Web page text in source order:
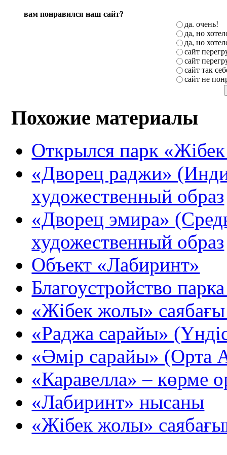
вам понравился наш сайт?
да. очень!
да, но
да, но
сайт
сайт
сайт так
сайт не
Похожие материалы
Открылся парк
«Дворец раджи»
художественный образ
«Дворец эмира»
художественный образ
Объект «Лабиринт»
Благоустройство
«Жібек жолы»
«Раджа сарайы»
«Әмір сарайы» (Орта
«Каравелла» – көрме
«Лабиринт» нысаны
«Жібек жолы»